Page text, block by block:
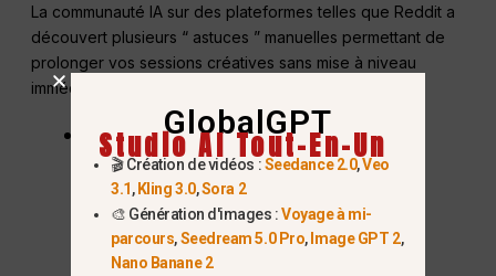
La communauté IA sur des plateformes telles que Reddit a
découvert plusieurs “ astuces ” manuelles permettant de
prolonger vos sessions créatives sans mise à niveau
immédiate :
Conversation ramifiée :Au lieu de
démarrer une nouvelle conversation
chaque fois que vous atteignez une
limite, essayez de faire défiler vers le
haut jusqu'à une génération d'image
GlobalGPT
Studio AI Tout-En-Un
🎬 Création de vidéos :Seedance 2.0,Veo
3.1, Kling 3.0,Sora 2
🎨 Génération d'images :Voyage à mi-
parcours,Seedream 5.0 Pro, Image GPT 2,
Nano Banane 2